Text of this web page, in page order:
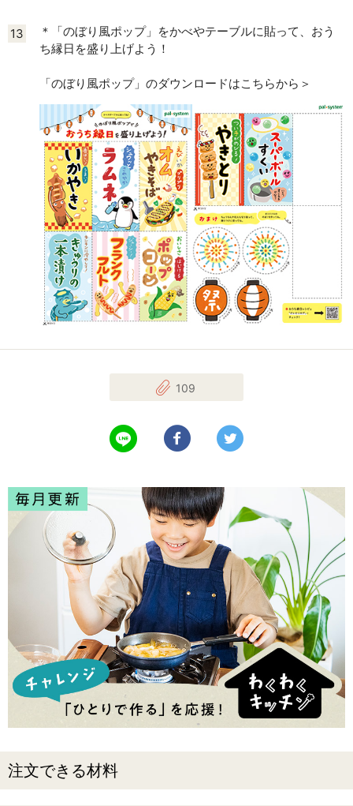
13
＊「のぼり風ポップ」をかべやテーブルに貼って、おう
ち縁日を盛り上げよう！
「のぼり風ポップ」のダウンロードはこちらから＞
109
LINEで送る Facebookでシェアする
注文できる材料